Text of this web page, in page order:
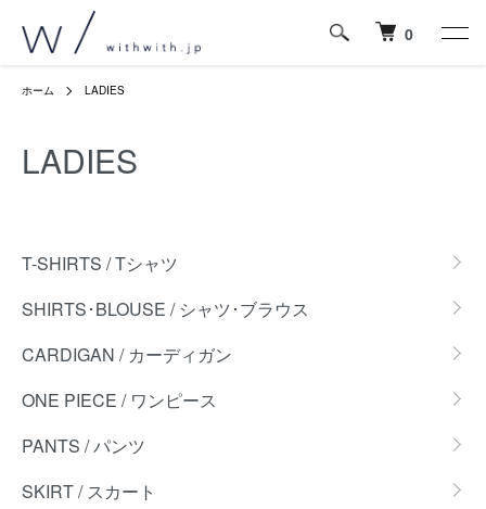
0
ホーム LADIES
LADIES
T-SHIRTS / Tシャツ
SHIRTS･BLOUSE / シャツ･ブラウス
CARDIGAN / カーディガン
ONE PIECE / ワンピース
PANTS / パンツ
SKIRT / スカート